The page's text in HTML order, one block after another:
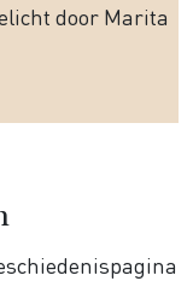
door Marita